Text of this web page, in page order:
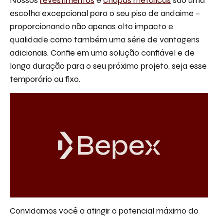
escolha excepcional para o seu piso de andaime –
proporcionando não apenas alto impacto e
qualidade como também uma série de vantagens
adicionais. Confie em uma solução confiável e de
longa duração para o seu próximo projeto, seja esse
temporário ou fixo.
Convidamos você a atingir o potencial máximo do